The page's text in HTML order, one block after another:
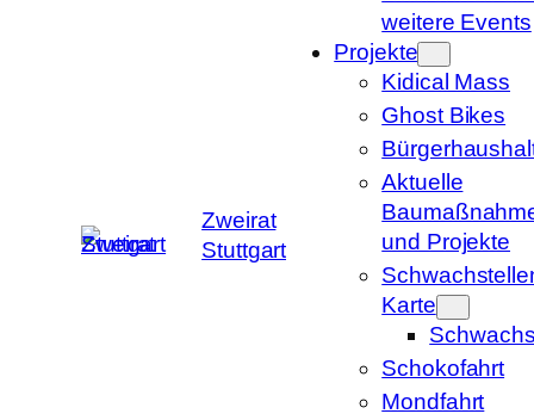
Zweirat
Stuttgart
weitere Events
Projekte
Kidical Mass
Ghost Bikes
Aktuelle
und Projekte
Karte
Schokofahrt
Mondfahrt